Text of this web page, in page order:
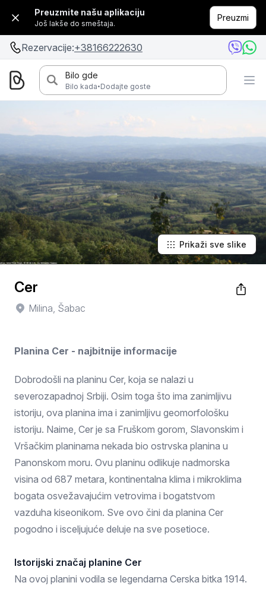
Preuzmite našu aplikaciju
Još lakše do smeštaja.
Preuzmi
Rezervacije:+38166222630
Bilo gde
Bilo kada·Dodajte goste
Prikaži sve slike
Cer
Milina, Šabac
Planina Cer - najbitnije informacije
Dobrodošli na planinu Cer, koja se nalazi u
severozapadnoj Srbiji. Osim toga što ima zanimljivu
istoriju, ova planina ima i zanimljivu geomorfološku
istoriju. Naime, Cer je sa Fruškom gorom, Slavonskim i
Vršačkim planinama nekada bio ostrvska planina u
Panonskom moru. Ovu planinu odlikuje nadmorska
visina od 687 metara, kontinentalna klima i mikroklima
bogata osvežavajućim vetrovima i bogatstvom
vazduha kiseonikom. Sve ovo čini da planina Cer
pogodno i isceljujuće deluje na sve posetioce.
Istorijski značaj planine Cer
Na ovoj planini vodila se legendarna Cerska bitka 1914.